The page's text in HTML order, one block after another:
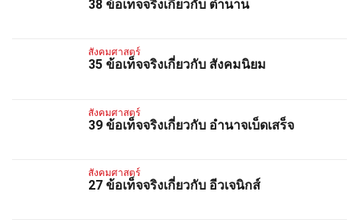
38 ข้อเท็จจริงเกี่ยวกับ ตำนาน
สังคมศาสตร์
35 ข้อเท็จจริงเกี่ยวกับ สังคมนิยม
สังคมศาสตร์
39 ข้อเท็จจริงเกี่ยวกับ อำนาจเบ็ดเสร็จ
สังคมศาสตร์
27 ข้อเท็จจริงเกี่ยวกับ อีวเจนิกส์